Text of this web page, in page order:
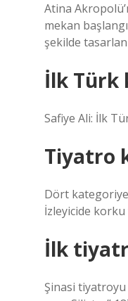
Atina
mekan
şekilde
İlk Türk
Safiye Ali: İlk
Tiyatro
Dört
İzleyicide
İlk
Şinasi